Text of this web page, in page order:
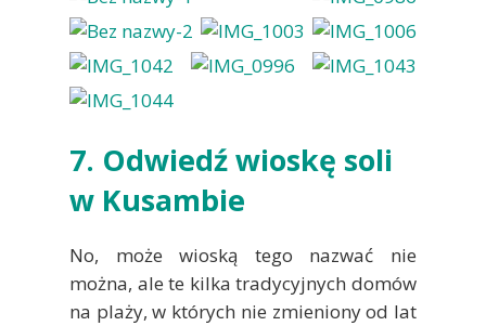
7. Odwiedź wioskę soli
w Kusambie
No, może wioską tego nazwać nie
można, ale te kilka tradycyjnych domów
na plaży, w których nie zmieniony od lat